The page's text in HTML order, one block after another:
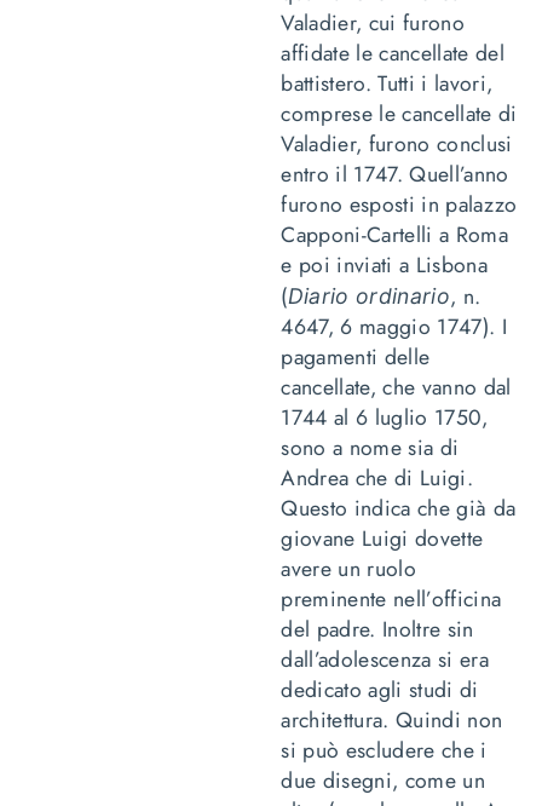
Valadier, cui furono
affidate le cancellate del
battistero. Tutti i lavori,
comprese le cancellate di
Valadier, furono conclusi
entro il 1747. Quell’anno
furono esposti in palazzo
Capponi-Cartelli a Roma
e poi inviati a Lisbona
(Diario ordinario, n.
4647, 6 maggio 1747). I
pagamenti delle
cancellate, che vanno dal
1744 al 6 luglio 1750,
sono a nome sia di
Andrea che di Luigi.
Questo indica che già da
giovane Luigi dovette
avere un ruolo
preminente nell’officina
del padre. Inoltre sin
dall’adolescenza si era
dedicato agli studi di
architettura. Quindi non
si può escludere che i
due disegni, come un